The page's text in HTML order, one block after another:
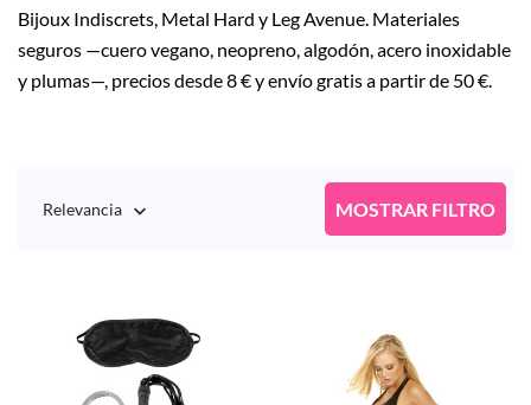
Bijoux Indiscrets, Metal Hard y Leg Avenue. Materiales
seguros —cuero vegano, neopreno, algodón, acero inoxidable
y plumas—, precios desde 8 € y envío gratis a partir de 50 €.
Relevancia  MOSTRAR FILTRO